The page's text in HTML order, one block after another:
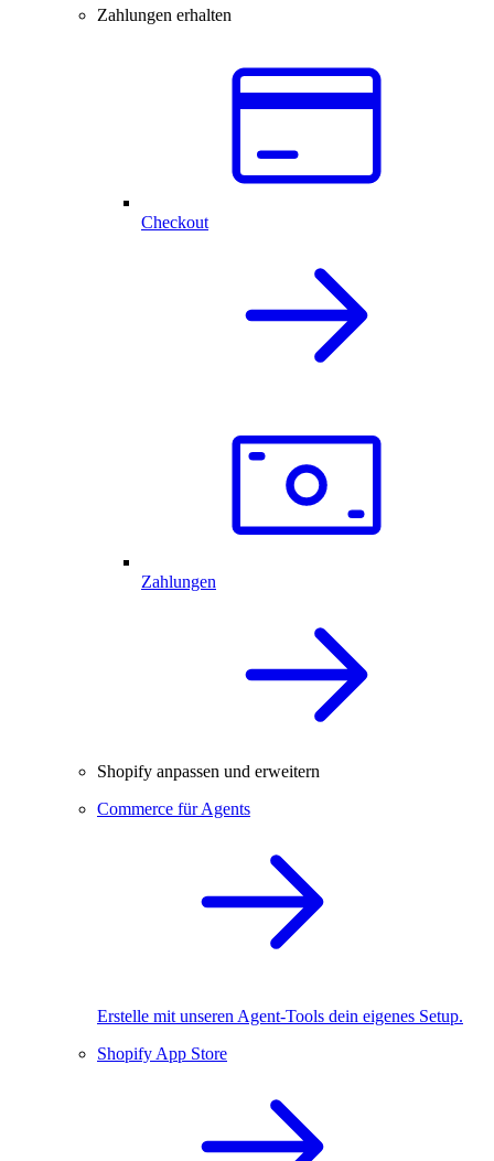
Zahlungen erhalten
Checkout
Zahlungen
Shopify anpassen und erweitern
Commerce für Agents
Erstelle mit unseren Agent-Tools dein eigenes Setup.
Shopify App Store